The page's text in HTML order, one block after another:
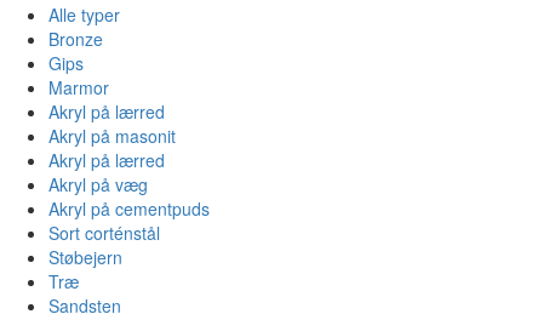
Alle typer
Bronze
Gips
Marmor
Akryl på lærred
Akryl på masonit
Akryl på lærred
Akryl på væg
Akryl på cementpuds
Sort corténstål
Støbejern
Træ
Sandsten